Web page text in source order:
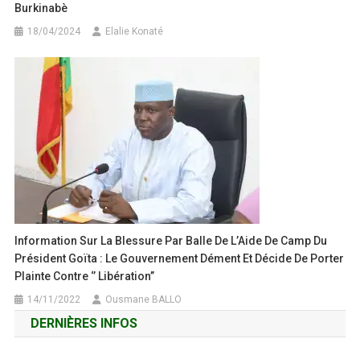
Burkinabè
18/04/2024 Elalie Konaté
Information Sur La Blessure Par Balle De L’Aide De Camp Du
Président Goïta : Le Gouvernement Dément Et Décide De Porter
Plainte Contre ‘’ Libération’’
14/11/2022 Ousmane BALLO
DERNIÈRES INFOS